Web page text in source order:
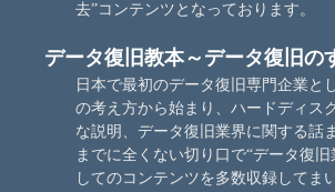
去”コンテンツとなっております。
データ復旧教本～データ復旧の
日本で最初のデータ復旧専門企業と
の考え方から始まり、ハードディス
な説明、データ復旧業界に関する話
までに全くない切り口で“データ復旧
してのコンテンツを多数収録してま